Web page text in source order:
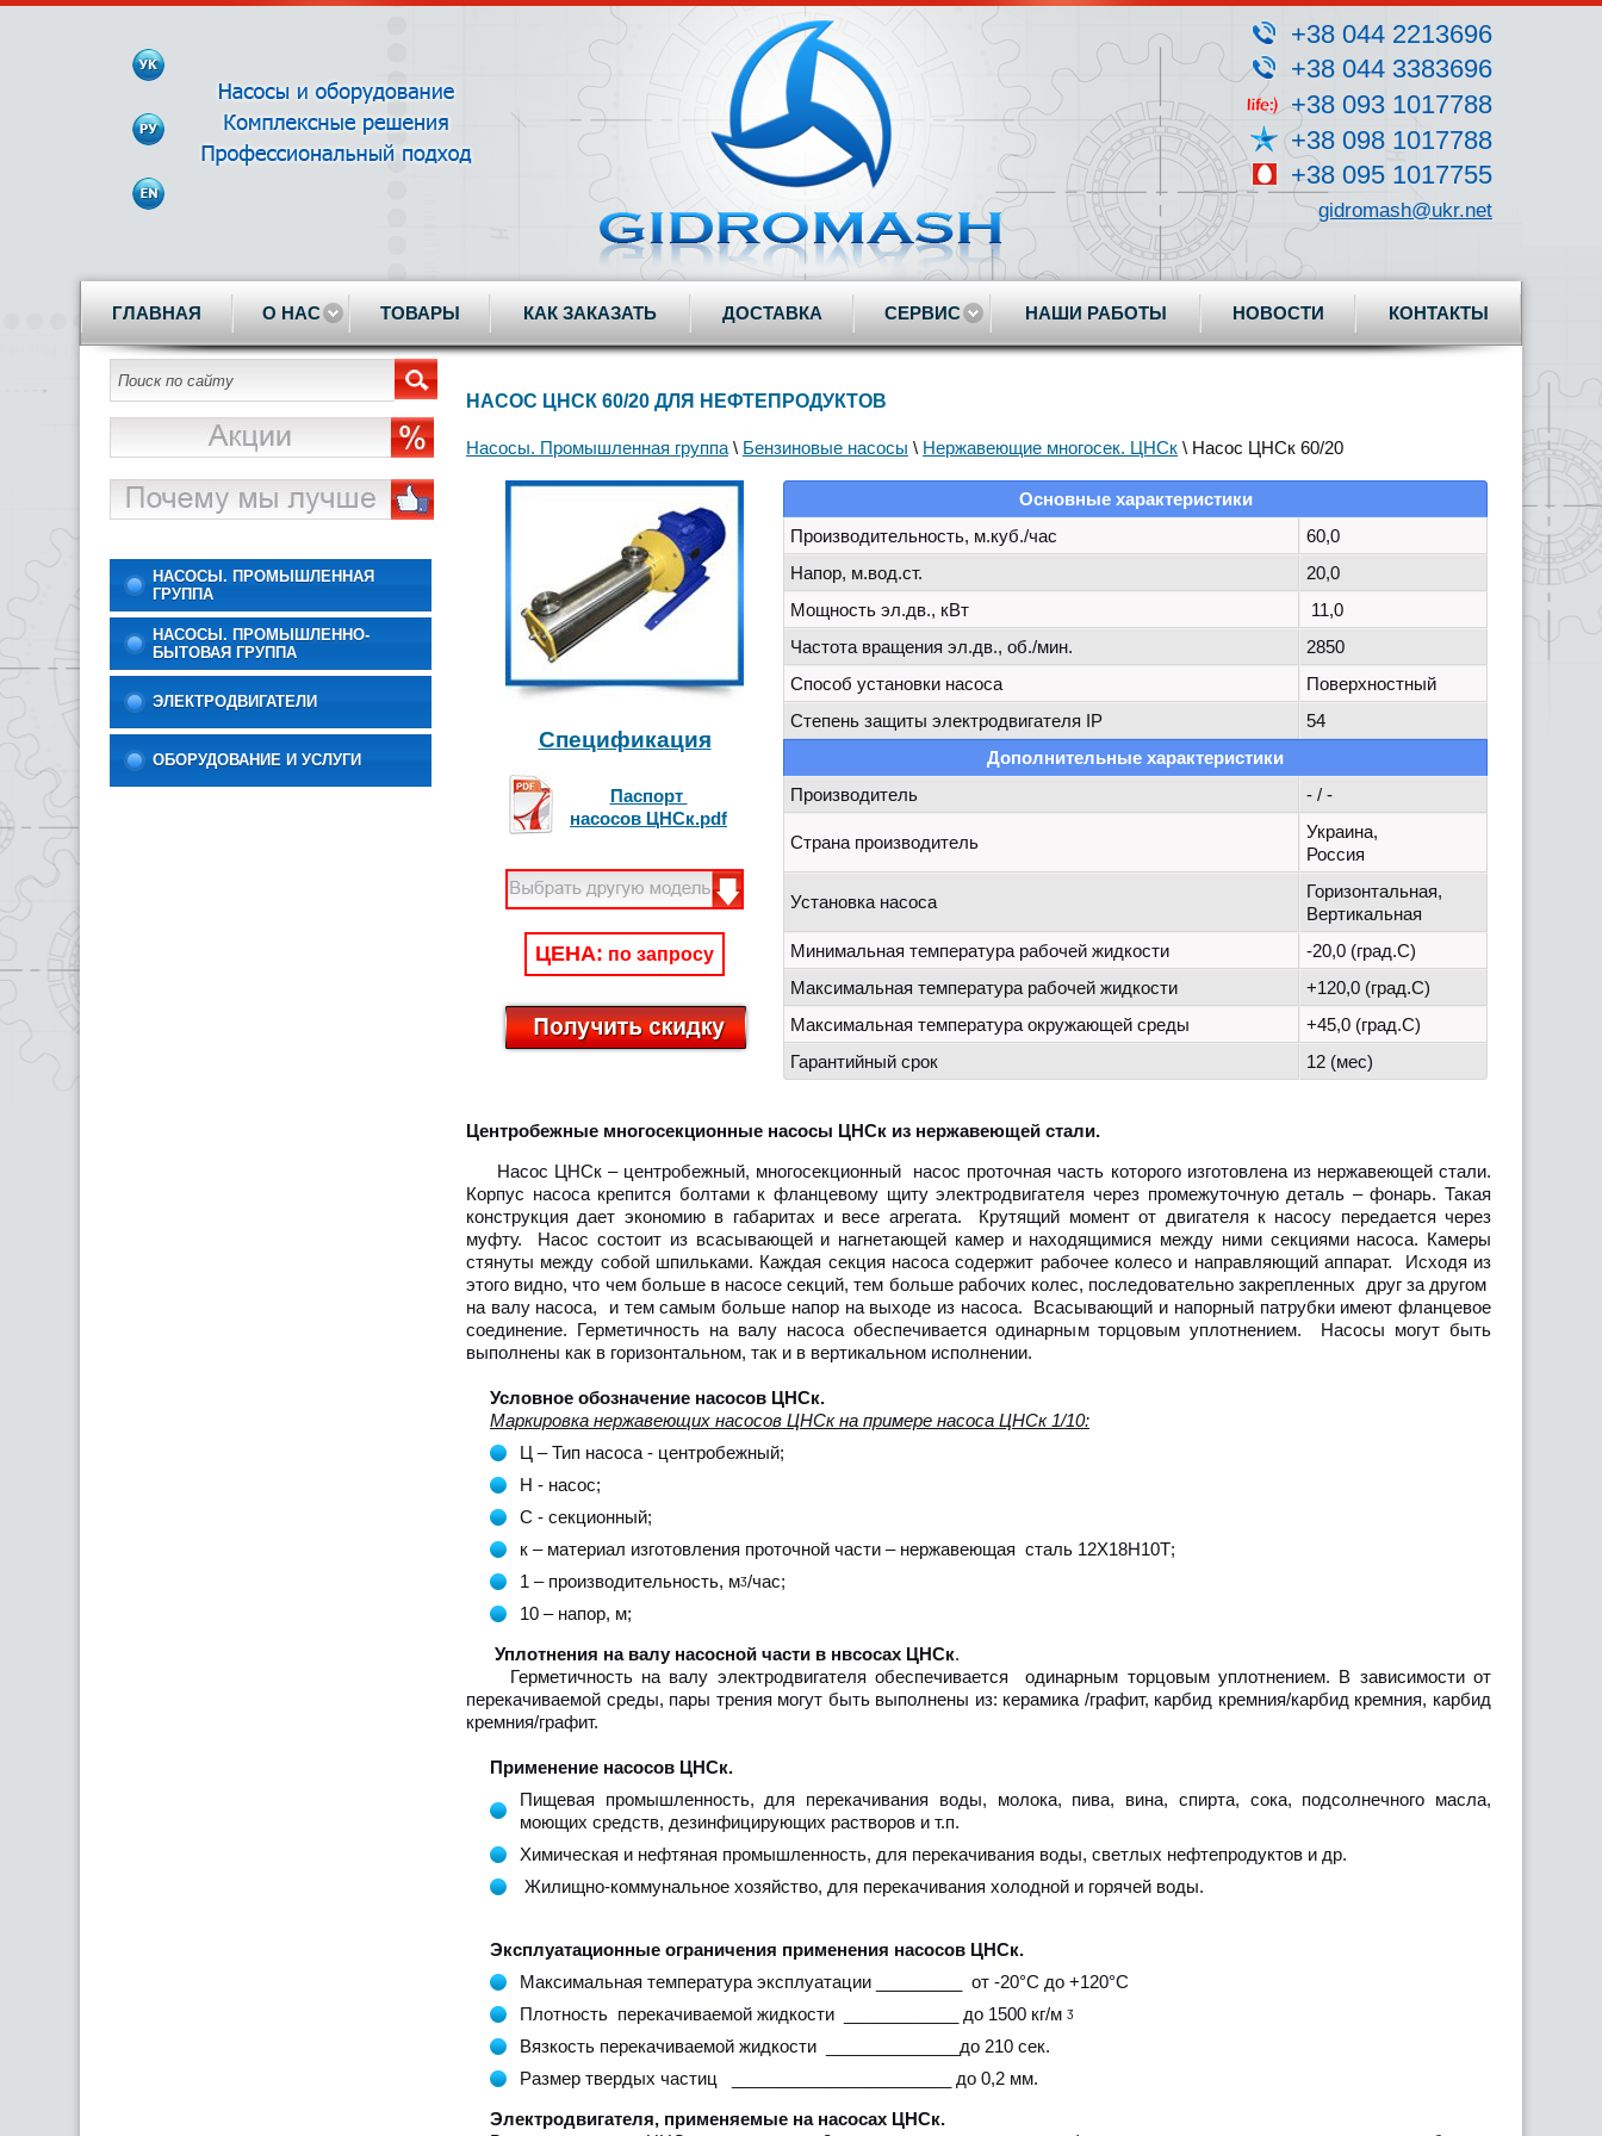
+38 044 2213696
+38 044 3383696
+38 093 1017788
+38 098 1017788
+38 095 1017755
gidromash@ukr.net
ГЛАВНАЯ О НАС ТОВАРЫ КАК ЗАКАЗАТЬ ДОСТАВКА СЕРВИС НАШИ РАБОТЫ НОВОСТИ КОНТАКТЫ
НАСОСЫ. ПРОМЫШЛЕННАЯ
ГРУППА
НАСОСЫ. ПРОМЫШЛЕННО-
БЫТОВАЯ ГРУППА
ЭЛЕКТРОДВИГАТЕЛИ
ОБОРУДОВАНИЕ И УСЛУГИ
НАСОС ЦНСК 60/20 ДЛЯ НЕФТЕПРОДУКТОВ
Насосы. Промышленная группа \ Бензиновые насосы \ Нержавеющие многосек. ЦНСк \ Насос ЦНСк 60/20
Спецификация
Паспорт
насосов ЦНСк.pdf
ЦЕНА: по запросу
Основные характеристики
Производительность, м.куб./час
60,0
Напор, м.вод.ст.
20,0
Мощность эл.дв., кВт
11,0
Частота вращения эл.дв., об./мин.
2850
Способ установки насоса
Поверхностный
Степень защиты электродвигателя IP
54
Дополнительные характеристики
Производитель
- / -
Страна производитель
Украина,
Россия
Установка насоса
Горизонтальная,
Вертикальная
Минимальная температура рабочей жидкости
-20,0 (град.C)
Максимальная температура рабочей жидкости
+120,0 (град.C)
Максимальная температура окружающей среды
+45,0 (град.C)
Гарантийный срок
12 (мес)
Центробежные многосекционные насосы ЦНСк из нержавеющей стали.
Насос ЦНСк – центробежный, многосекционный насос проточная часть которого изготовлена из нержавеющей стали.
Корпус насоса крепится болтами к фланцевому щиту электродвигателя через промежуточную деталь – фонарь. Такая
конструкция дает экономию в габаритах и весе агрегата. Крутящий момент от двигателя к насосу передается через
муфту. Насос состоит из всасывающей и нагнетающей камер и находящимися между ними секциями насоса. Камеры
стянуты между собой шпильками. Каждая секция насоса содержит рабочее колесо и направляющий аппарат. Исходя из
этого видно, что чем больше в насосе секций, тем больше рабочих колес, последовательно закрепленных друг за другом
на валу насоса, и тем самым больше напор на выходе из насоса. Всасывающий и напорный патрубки имеют фланцевое
соединение. Герметичность на валу насоса обеспечивается одинарным торцовым уплотнением. Насосы могут быть
выполнены как в горизонтальном, так и в вертикальном исполнении.
Условное обозначение насосов ЦНСк.
Маркировка нержавеющих насосов ЦНСк на примере насоса ЦНСк 1/10:
Ц – Тип насоса - центробежный;
Н - насос;
С - секционный;
к – материал изготовления проточной части – нержавеющая сталь 12Х18Н10Т;
1 – производительность, мᶾ/час;
10 – напор, м;
Уплотнения на валу насосной части в нвсосах ЦНСк.
Герметичность на валу электродвигателя обеспечивается одинарным торцовым уплотнением. В зависимости от
перекачиваемой среды, пары трения могут быть выполнены из: керамика /графит, карбид кремния/карбид кремния, карбид
кремния/графит.
Применение насосов ЦНСк.
Пищевая промышленность, для перекачивания воды, молока, пива, вина, спирта, сока, подсолнечного масла,
моющих средств, дезинфицирующих растворов и т.п.
Химическая и нефтяная промышленность, для перекачивания воды, светлых нефтепродуктов и др.
Жилищно-коммунальное хозяйство, для перекачивания холодной и горячей воды.
Эксплуатационные ограничения применения насосов ЦНСк.
Максимальная температура эксплуатации _________ от -20°С до +120°С
Плотность перекачиваемой жидкости ____________ до 1500 кг/м ᶾ
Вязкость перекачиваемой жидкости ______________до 210 сек.
Размер твердых частиц _______________________ до 0,2 мм.
Электродвигателя, применяемые на насосах ЦНСк.